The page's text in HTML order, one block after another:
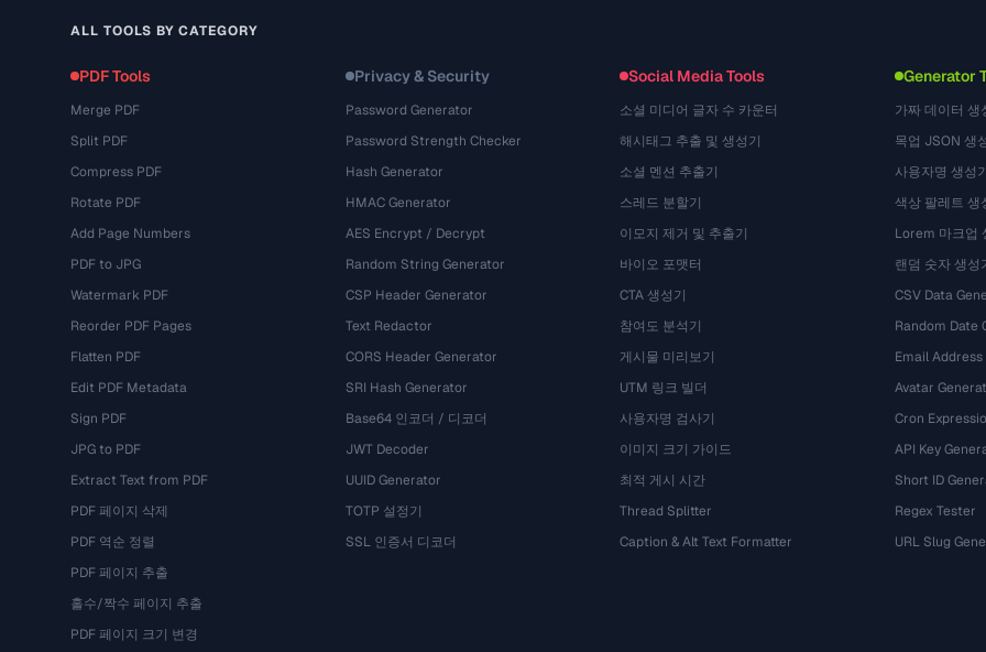
ALL TOOLS BY CATEGORY
PDF Tools
Merge PDF
Split PDF
Compress PDF
Rotate PDF
Add Page Numbers
PDF to JPG
Watermark PDF
Reorder PDF Pages
Flatten PDF
Edit PDF Metadata
Sign PDF
JPG to PDF
Extract Text from PDF
PDF 페이지 삭제
PDF 역순 정렬
PDF 페이지 추출
홀수/짝수 페이지 추출
PDF 페이지 크기 변경
Privacy & Security
Password Generator
Password Strength Checker
Hash Generator
HMAC Generator
AES Encrypt / Decrypt
Random String Generator
CSP Header Generator
Text Redactor
CORS Header Generator
SRI Hash Generator
Base64 인코더 / 디코더
JWT Decoder
UUID Generator
TOTP 설정기
SSL 인증서 디코더
Social Media Tools
소셜 미디어 글자 수 카운터
해시태그 추출 및 생성기
소셜 멘션 추출기
스레드 분할기
이모지 제거 및 추출기
바이오 포맷터
CTA 생성기
참여도 분석기
게시물 미리보기
UTM 링크 빌더
사용자명 검사기
이미지 크기 가이드
최적 게시 시간
Thread Splitter
Caption & Alt Text Formatter
Generator
가짜 데이터 생
목업 JSON 생
사용자명 생성
색상 팔레트 생
Lorem 마크업
랜덤 숫자 생성
CSV Data
Random Date
Email
Avatar
Cron
API Key
Short ID
Regex Tester
URL Slug